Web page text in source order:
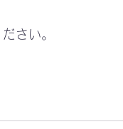
さい。